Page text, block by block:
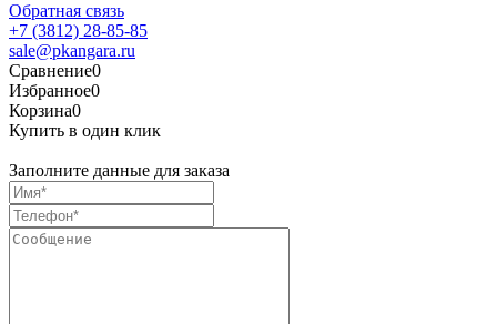
Обратная связь
+7 (3812) 28-85-85
sale@pkangara.ru
Сравнение0
Избранное0
Корзина0
Купить в один клик
Заполните данные для заказа